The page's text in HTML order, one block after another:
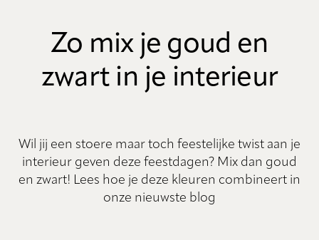
Zo mix je goud en
zwart in je interieur
Wil jij een stoere maar toch feestelijke twist aan je
interieur geven deze feestdagen? Mix dan goud
en zwart! Lees hoe je deze kleuren combineert in
onze nieuwste blog